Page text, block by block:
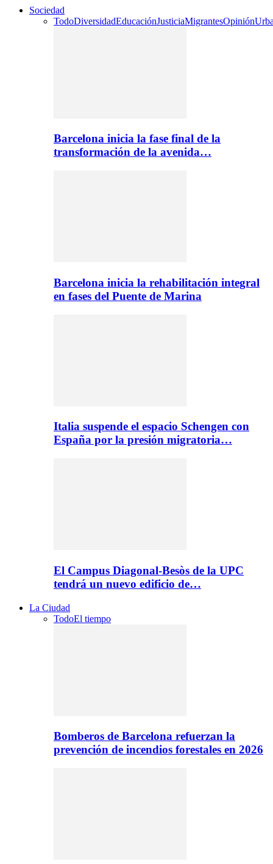
Sociedad
TodoDiversidadEducaciónJusticiaMigrantesOpinión
Barcelona inicia la fase final de la
transformación de la avenida…
Barcelona inicia la rehabilitación integral
en fases del Puente de Marina
Italia suspende el espacio Schengen con
España por la presión migratoria…
El Campus Diagonal-Besòs de la UPC
tendrá un nuevo edificio de…
La Ciudad
TodoEl tiempo
Bomberos de Barcelona refuerzan la
prevención de incendios forestales en 2026